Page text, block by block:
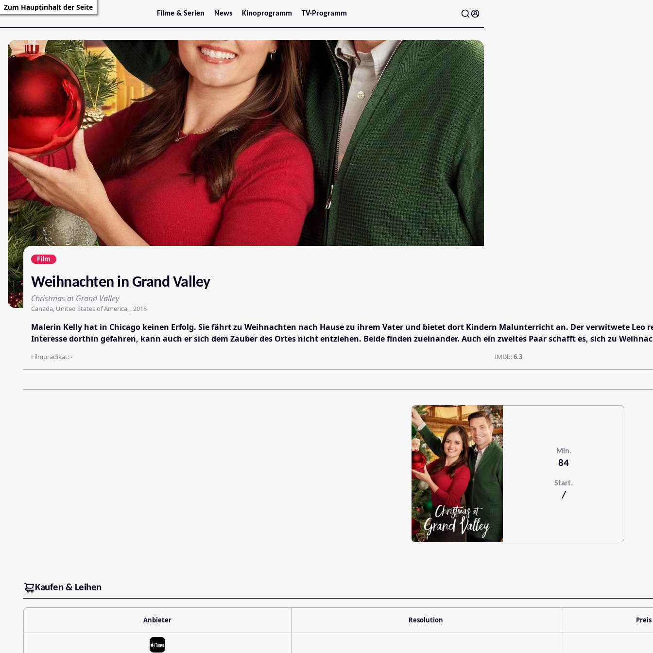
Zum Hauptinhalt der Seite
Filme & Serien
Trailer
Filmarchiv
Serienarchiv
News
Stars
Kinoprogramm
Jetzt im Kino
Niederösterreich
Oberösterreich
Steiermark
Burgenland
Kärnten
Salzburg
Tirol
Vorarlberg
TV-Programm
Film
Weihnachten in Grand Valley
Christmas at Grand Valley
Canada, United States of America, , 2018
Malerin Kelly hat in Chicago keinen Erfolg. Sie fährt zu Weihnachten nach Hause zu ihrem Vater und bietet dort Kindern Malunterricht an. Der verwitwete
Interesse dorthin gefahren, kann auch er sich dem Zauber des Ortes nicht entziehen. Beide finden zueinander. Auch ein zweites Paar schafft es, sich zu
Filmprädikat:- IMDb:6.3
Min.
84
Start.
/
Kaufen & Leihen
Anbieter Resolution Preis